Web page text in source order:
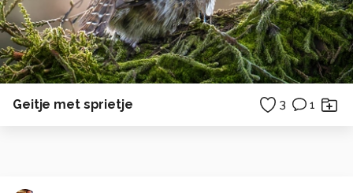
Geitje met sprietje 3 1